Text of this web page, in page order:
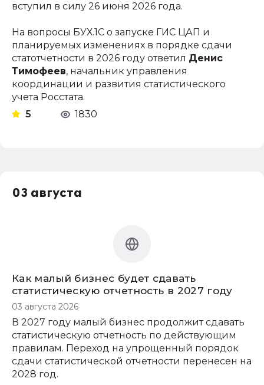
вступил в силу 26 июня 2026 года.
На вопросы БУХ.1С о запуске ГИС ЦАП и
планируемых изменениях в порядке сдачи
статотчетности в 2026 году ответил Денис
Тимофеев, начальник управления
координации и развития статистического
учета Росстата.
5
1830
03 августа
Как малый бизнес будет сдавать
статистическую отчетность в 2027 году
03 августа 2026
В 2027 году малый бизнес продолжит сдавать
статистическую отчетность по действующим
правилам. Переход на упрощенный порядок
сдачи статистической отчетности перенесен на
2028 год.